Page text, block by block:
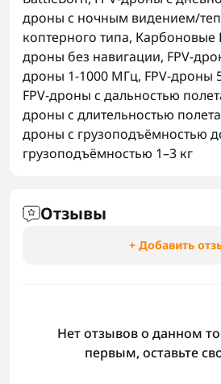
дроны с ночным видением/
коптерного типа, Карбоновые
дроны без навигации, FPV-
дроны 1-1000 МГц, FPV-дроны
FPV-дроны с дальностью
дроны с длительностью
дроны с грузоподъёмностью
грузоподъёмностью 1–3 кг
Отзывы
+ Добавить
Нет отзывов о данном
первым, оставьте